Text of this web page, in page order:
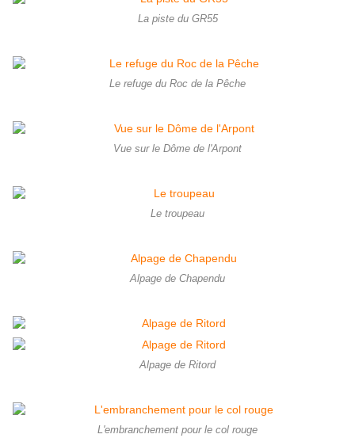
La piste du GR55
Le refuge du Roc de la Pêche
Vue sur le Dôme de l'Arpont
Le troupeau
Alpage de Chapendu
Alpage de Ritord
L'embranchement pour le col rouge